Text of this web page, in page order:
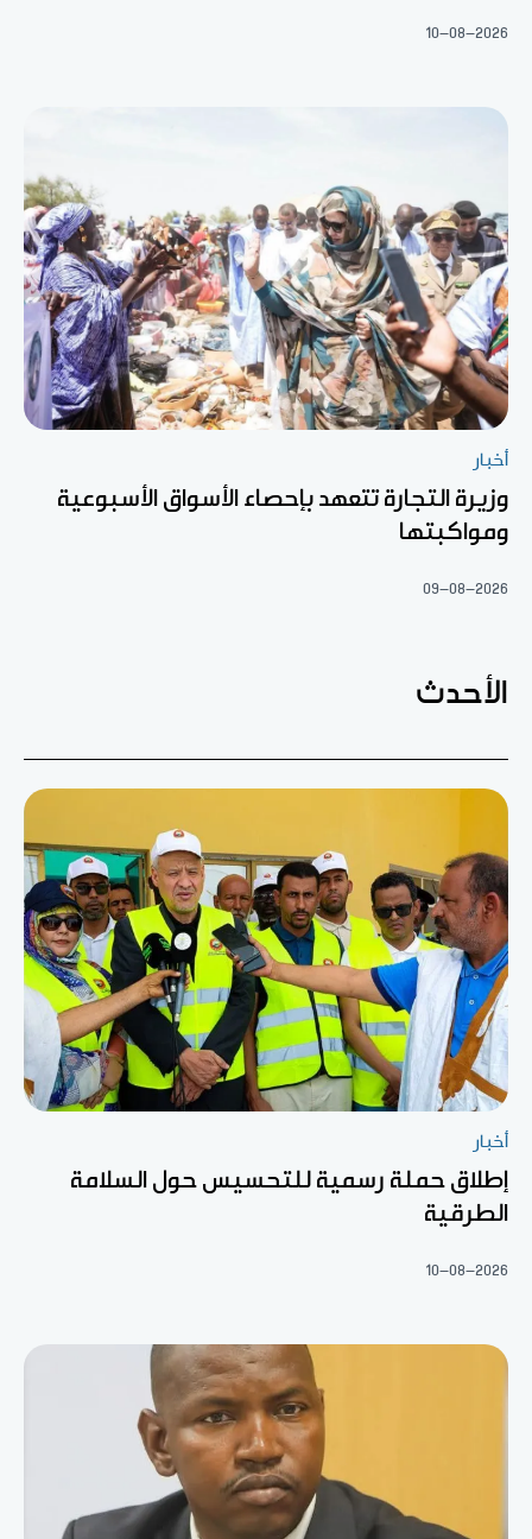
10-08-2026
أخبار
وزيرة التجارة تتعهد بإحصاء الأسواق الأسبوعية
ومواكبتها
09-08-2026
الأحدث
أخبار
إطلاق حملة رسمية للتحسيس حول السلامة
الطرقية
10-08-2026